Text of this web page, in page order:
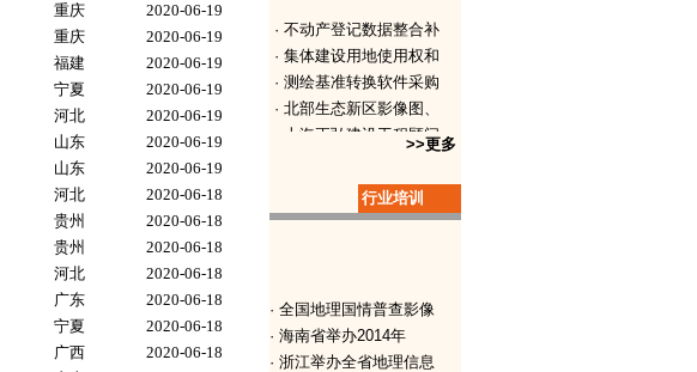
重庆
2020-06-19
重庆
2020-06-19
福建
2020-06-19
宁夏
2020-06-19
河北
2020-06-19
山东
2020-06-19
山东
2020-06-19
河北
2020-06-18
贵州
2020-06-18
贵州
2020-06-18
河北
2020-06-18
广东
2020-06-18
宁夏
2020-06-18
广西
2020-06-18
· 不动产登记数据整合补
· 集体建设用地使用权和
· 测绘基准转换软件采购
· 北部生态新区影像图、
· 上海正弘建设工程顾问
· 农村土地确权测绘成果
· 涉及公共安全小型水利
>>更多
行业培训
· 全国地理国情普查影像
· 海南省举办2014年
· 浙江举办全省地理信息